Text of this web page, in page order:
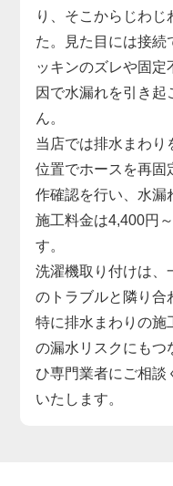
り、そこからじわじ
た。見た目には接続
ッキンのズレや固
因で水漏れを引き起
ん。
当店では排水まわり
位置でホースを再固
作確認を行い、水漏
施工料金は4,400円
す。
洗濯機取り付けは、
のトラブルと隣り合
特に排水まわりの施
の漏水リスクにもつ
ひ専門業者にご相談
いたします。